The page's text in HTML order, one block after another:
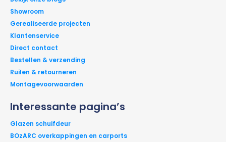
Interessante pagina’s
Glazen schuifdeur
BOzARC overkappingen en carports
Showroom
Gerealiseerde projecten
Klantenservice
Direct contact
Bestellen & verzending
Ruilen & retourneren
Montagevoorwaarden